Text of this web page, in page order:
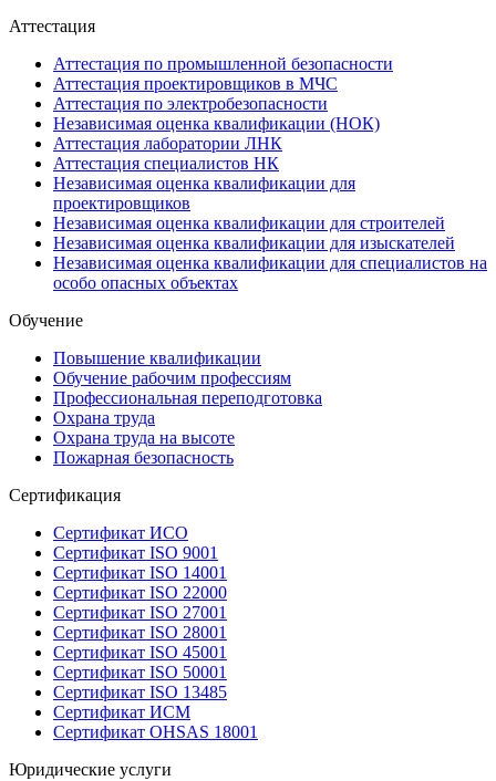
Аттестация
Аттестация по промышленной безопасности
Аттестация проектировщиков в МЧС
Аттестация по электробезопасности
Независимая оценка квалификации (НОК)
Аттестация лаборатории ЛНК
Аттестация специалистов НК
Независимая оценка квалификации для
проектировщиков
Независимая оценка квалификации для строителей
Независимая оценка квалификации для изыскателей
Независимая оценка квалификации для специалистов на
особо опасных объектах
Обучение
Повышение квалификации
Обучение рабочим профессиям
Профессиональная переподготовка
Охрана труда
Охрана труда на высоте
Пожарная безопасность
Сертификация
Сертификат ИСО
Сертификат ISO 9001
Сертификат ISO 14001
Сертификат ISO 22000
Сертификат ISO 27001
Сертификат ISO 28001
Сертификат ISO 45001
Сертификат ISO 50001
Сертификат ISO 13485
Сертификат ИСМ
Сертификат OHSAS 18001
Юридические услуги